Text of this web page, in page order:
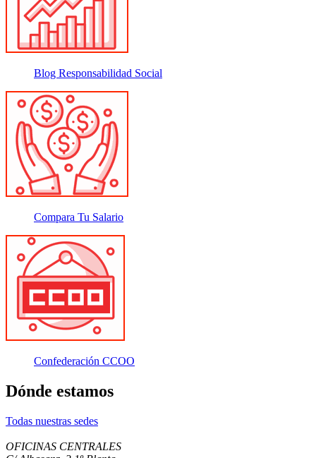
Blog Responsabilidad Social
Compara Tu Salario
Confederación CCOO
Dónde estamos
Todas nuestras sedes
OFICINAS CENTRALES